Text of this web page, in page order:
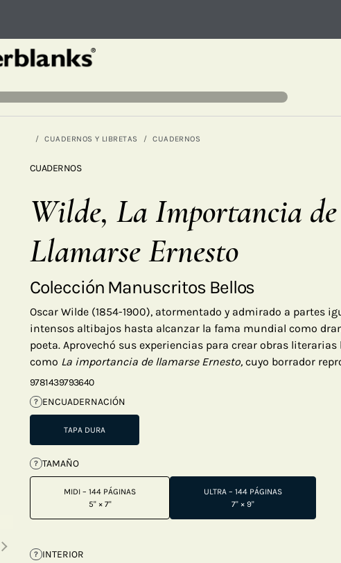
CUADERNOS Y LIBRETAS CUADERNOS
Next thumbnails
CUADERNOS
Wilde, La Importancia de
Llamarse Ernesto
Colección Manuscritos Bellos
Oscar Wilde (1854-1900), atormentado y admirado a partes
intensos altibajos hasta alcanzar la fama mundial como
poeta. Aprovechó sus experiencias para crear obras
como La importancia de llamarse Ernesto, cuyo borrador
9781439793640
? ENCUADERNACIÓN
TAPA DURA
? TAMAÑO
MIDI – 144 PÁGINAS
5" × 7"
ULTRA – 144 PÁGINAS
7" × 9"
? INTERIOR